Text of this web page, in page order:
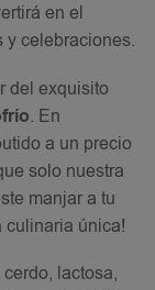
en el
y celebraciones.
del exquisito
. En
a un precio
solo nuestra
manjar a tu
culinaria única!
lactosa,